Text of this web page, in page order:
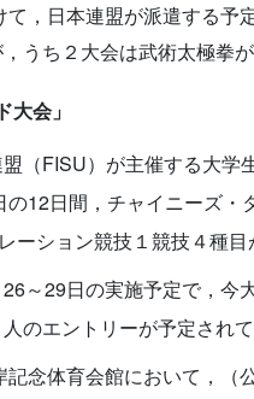
，日本連盟が派遣する予
うち２大会は武術太極拳
大会」
（FISU）が主催する大
12日間，チャイニーズ
ーション競技１競技４種目
～29日の実施予定で，今
のエントリーが予定されて
念体育会館において，（